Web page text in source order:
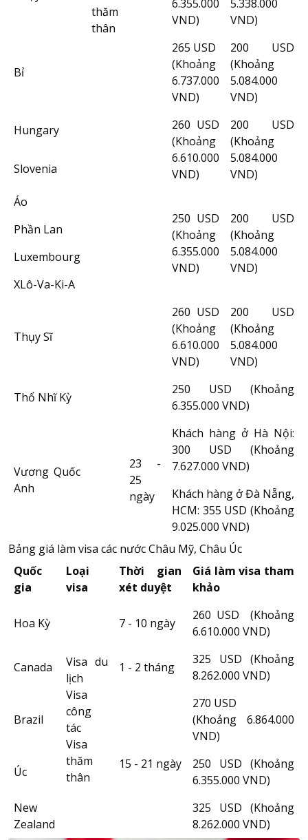
thăm
thân
6.355.000
VND)
5.338.000
VND)
Bỉ
265 USD
(Khoảng
6.737.000
VND)
200 USD
(Khoảng
5.084.000
VND)
Hungary
260 USD
(Khoảng
6.610.000
VND)
200 USD
(Khoảng
5.084.000
VND)
Slovenia
Áo
250 USD
(Khoảng
6.355.000
VND)
200 USD
(Khoảng
5.084.000
VND)
Phần Lan
Luxembourg
XLô-Va-Ki-A
Thụy Sĩ
260 USD
(Khoảng
6.610.000
VND)
200 USD
(Khoảng
5.084.000
VND)
Thổ Nhĩ Kỳ
250 USD (Khoảng
6.355.000 VND)
Vương Quốc
Anh
23 -
25
ngày
Khách hàng ở Hà Nội:
300 USD (Khoảng
7.627.000 VND)
Khách hàng ở Đà Nẵng,
HCM: 355 USD (Khoảng
9.025.000 VND)
Bảng giá làm visa các nước Châu Mỹ, Châu Úc
Quốc
gia
Loại
visa
Thời gian
xét duyệt
Giá làm visa tham
khảo
Hoa Kỳ
Visa du
lịch
Visa
công
tác
Visa
thăm
thân
7 - 10 ngày
260 USD (Khoảng
6.610.000 VND)
Canada 1 - 2 tháng
325 USD (Khoảng
8.262.000 VND)
Brazil
15 - 21 ngày
270 USD
(Khoảng 6.864.000
VND)
Úc
250 USD (Khoảng
6.355.000 VND)
New
Zealand
325 USD (Khoảng
8.262.000 VND)